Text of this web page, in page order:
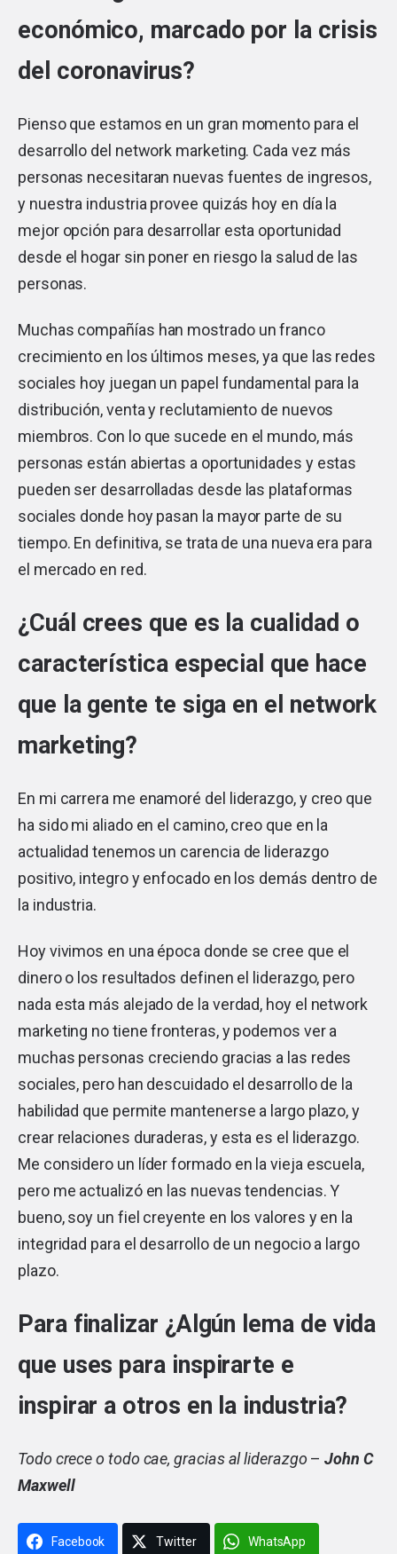
económico, marcado por la crisis
del coronavirus?
Pienso que estamos en un gran momento para el
desarrollo del network marketing. Cada vez más
personas necesitaran nuevas fuentes de ingresos,
y nuestra industria provee quizás hoy en día la
mejor opción para desarrollar esta oportunidad
desde el hogar sin poner en riesgo la salud de las
personas.
Muchas compañías han mostrado un franco
crecimiento en los últimos meses, ya que las redes
sociales hoy juegan un papel fundamental para la
distribución, venta y reclutamiento de nuevos
miembros. Con lo que sucede en el mundo, más
personas están abiertas a oportunidades y estas
pueden ser desarrolladas desde las plataformas
sociales donde hoy pasan la mayor parte de su
tiempo. En definitiva, se trata de una nueva era para
el mercado en red.
¿Cuál crees que es la cualidad o
característica especial que hace
que la gente te siga en el network
marketing?
En mi carrera me enamoré del liderazgo, y creo que
ha sido mi aliado en el camino, creo que en la
actualidad tenemos un carencia de liderazgo
positivo, integro y enfocado en los demás dentro de
la industria.
Hoy vivimos en una época donde se cree que el
dinero o los resultados definen el liderazgo, pero
nada esta más alejado de la verdad, hoy el network
marketing no tiene fronteras, y podemos ver a
muchas personas creciendo gracias a las redes
sociales, pero han descuidado el desarrollo de la
habilidad que permite mantenerse a largo plazo, y
crear relaciones duraderas, y esta es el liderazgo.
Me considero un líder formado en la vieja escuela,
pero me actualizó en las nuevas tendencias. Y
bueno, soy un fiel creyente en los valores y en la
integridad para el desarrollo de un negocio a largo
plazo.
Para finalizar ¿Algún lema de vida
que uses para inspirarte e
inspirar a otros en la industria?
Todo crece o todo cae, gracias al liderazgo –John C
Maxwell
Facebook Twitter WhatsApp